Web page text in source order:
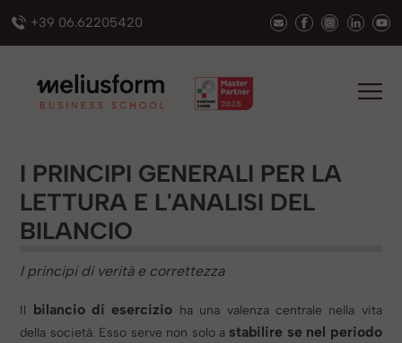
+39 06.62205420
I PRINCIPI GENERALI PER LA
LETTURA E L'ANALISI DEL
BILANCIO
I principi di verità e correttezza
Il bilancio di esercizio ha una valenza centrale nella vita
della società. Esso serve non solo a stabilire se nel periodo